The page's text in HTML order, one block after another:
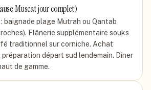
Muscat jour complet)
baignade plage Mutrah ou Qantab
Flânerie supplémentaire souks
traditionnel sur corniche. Achat
préparation départ sud lendemain. Dîner
de gamme.